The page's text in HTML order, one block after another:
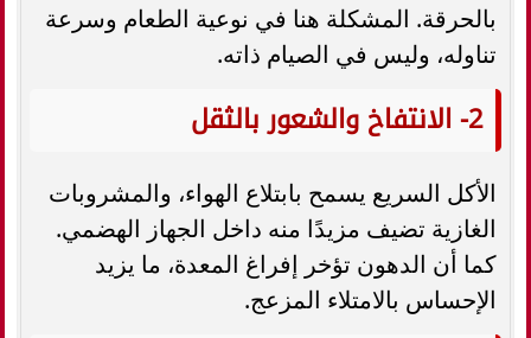
بالحرقة. المشكلة هنا في نوعية الطعام وسرعة
تناوله، وليس في الصيام ذاته.
2- الانتفاخ والشعور بالثقل
الأكل السريع يسمح بابتلاع الهواء، والمشروبات
الغازية تضيف مزيدًا منه داخل الجهاز الهضمي.
كما أن الدهون تؤخر إفراغ المعدة، ما يزيد
الإحساس بالامتلاء المزعج.